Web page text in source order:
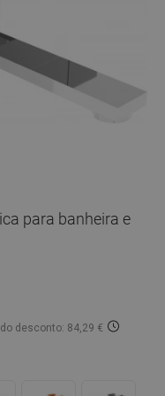
para banheira e
desconto: 84,29 €